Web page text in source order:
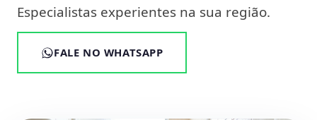
Especialistas experientes na sua região.
FALE NO WHATSAPP